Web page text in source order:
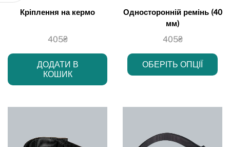
Кріплення на кермо
405₴
ДОДАТИ В
КОШИК
Односторонній ремінь (40
мм)
405₴
ОБЕРІТЬ ОПЦІЇ